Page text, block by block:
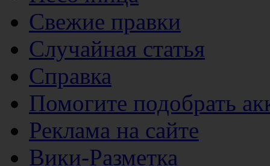
Свежие правки
Случайная статья
Справка
Помогите подобрать
Реклама на сайте
Вики-Разметка